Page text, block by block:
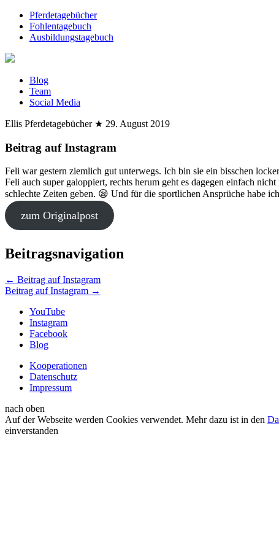
Pferdetagebücher
Fohlentagebuch
Ausbildungstagebuch
Blog
Team
Social Media
Ellis Pferdetagebücher ★ 29. August 2019
Beitrag auf Instagram
Feli war gestern ziemlich gut unterwegs. Ich bin sie ein bisschen
Feli auch super galoppiert, rechts herum geht es dagegen einfach
schlechte Zeiten geben. 😪 Und für die sportlichen Ansprüche habe
zum Originalpost
Beitragsnavigation
← Beitrag auf Instagram
Beitrag auf Instagram →
YouTube
Instagram
Facebook
Blog
Kooperationen
Datenschutz
Impressum
nach oben
Auf der Webseite werden Cookies verwendet. Mehr dazu ist in den
einverstanden